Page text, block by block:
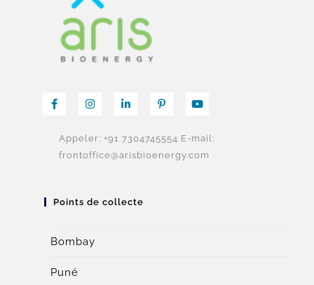
Appeler: +91 7304745554 E-mail:
frontoffice@arisbioenergy.com
Points de collecte
Bombay
Puné